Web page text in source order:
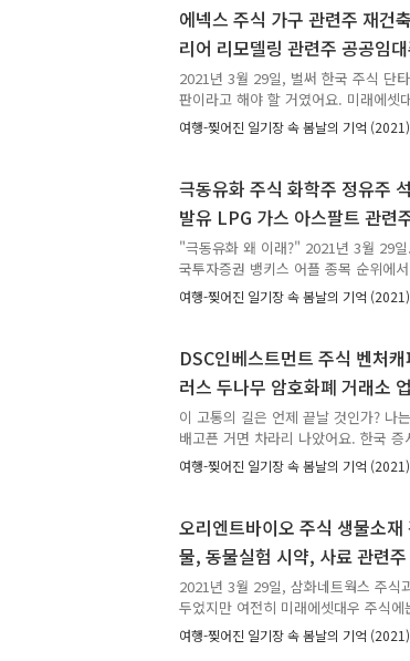
탈출했어요. 물론 여기에 가치투자해
TIGER200 ETF 를 1주 갖고 있거든
기 가치투자 목적으로 들고 있는 거고
없다고 할 수는 없어요. 그래도 미래
에넥스 주식 가구 관련주 재건
리어 리모델링 관련주 공공임
링 테마주 2021년 3월 29일 단
2021년 3월 29일, 벌써 한국 주식 단
판이라고 해야 할 거였어요. 미래에셋
은 상태였으니까요. 삼화네트웍스 주
DSC인베스트먼트 주식, 극동유화 주
로 보면 작지만 수익률로 보면 괜찮은
에 2만원 원화 캐시 충전하자마자
렸어요. 말이 좋아 9600원이지, 실제
148원 수익은 1만원 갖고 최대한 돌
여행-찢어진 일기장 속 봄날의 기억 (2021)
극동유화 주식 화학주 정유주
발유 LPG 가스 아스팔트 관련
관련주 윤석열 테마주 2021년
"극동유화 왜 이래?" 2021년 3월 29
국투자증권 뱅키스 어플 종목 순위에
어요. 이날도 코스피 014530 극동유
스피 014530 극동유화 주식이 엄청
국제 유가 마이너스 찍고 지옥 간다
국제 원유 선물은 사상 초유의 마이
시장에 설마 마이너스 가격이 존재하
존재할지 의문인 사람들도 꽤 많았어
여행-찢어진 일기장 속 봄날의 기억 (2021)
DSC인베스트먼트 주식 벤처
러스 두나무 암호화폐 거래소
츠 캐리와 친구들 관련주
이 고통의 길은 언제 끝날 것인가? 나
배고픈 거면 차라리 나았어요. 한국
고 방황하고 있다면 이게 오히려 나았
요. 주식을 매수하지 않으면 돈 잃을
도 없어요. 그렇다고 해서 주식 매매
이 있었던 것도 아니구요. 안 하면 그
탈감이니 벼락거지니 하지만 직접 뭔
락거지? 엄청 배부르고 행복한 소리
꼭..
여행-찢어진 일기장 속 봄날의 기억 (2021)
오리엔트바이오 주식 생물소
물, 동물실험 시약, 사료 관련
마주 이재명 테마주 2021년 3
2021년 3월 29일, 삼화네트웍스 주식
두었지만 여전히 미래에셋대우 주식
식에 물려 있는 것이 아주 많이 신경쓰
원 들고 게임 즐기듯 한국 주식 단타
여행-찢어진 일기장 속 봄날의 기억 (2021)